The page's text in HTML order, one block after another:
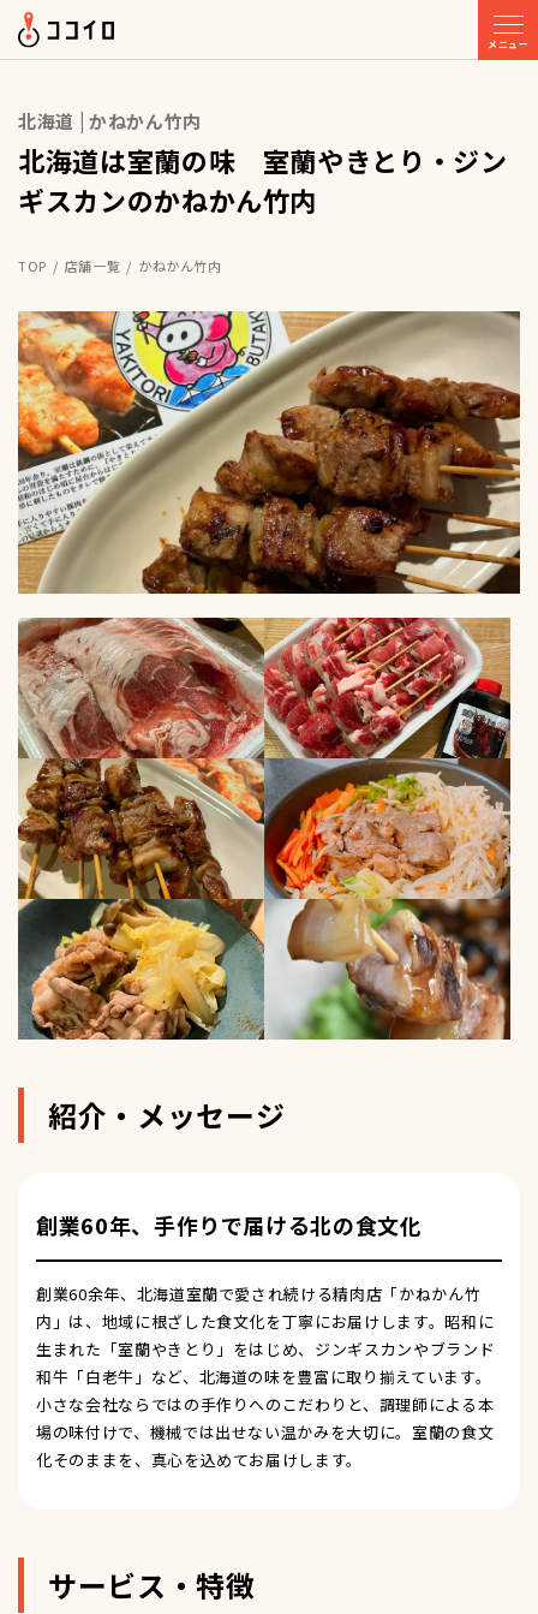
メニュー
北海道 | かねかん竹内
北海道は室蘭の味 室蘭やきとり・ジン
ギスカンのかねかん竹内
TOP 店舗一覧 かねかん竹内
紹介・メッセージ
創業60年、手作りで届ける北の食文化
創業60余年、北海道室蘭で愛され続ける精肉店「かねかん竹
内」は、地域に根ざした食文化を丁寧にお届けします。昭和に
生まれた「室蘭やきとり」をはじめ、ジンギスカンやブランド
和牛「白老牛」など、北海道の味を豊富に取り揃えています。
小さな会社ならではの手作りへのこだわりと、調理師による本
場の味付けで、機械では出せない温かみを大切に。室蘭の食文
化そのままを、真心を込めてお届けします。
サービス・特徴